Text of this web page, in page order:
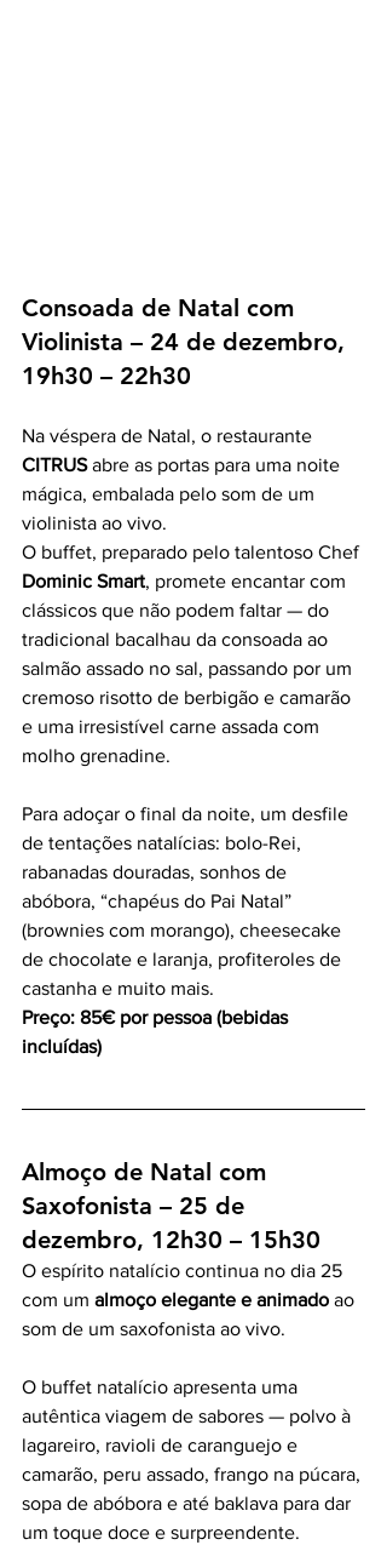
Consoada de Natal com
Violinista – 24 de dezembro,
19h30 – 22h30
Na véspera de Natal, o restaurante
CITRUS abre as portas para uma noite
mágica, embalada pelo som de um
violinista ao vivo.
O buffet, preparado pelo talentoso Chef
Dominic Smart, promete encantar com
clássicos que não podem faltar — do
tradicional bacalhau da consoada ao
salmão assado no sal, passando por um
cremoso risotto de berbigão e camarão
e uma irresistível carne assada com
molho grenadine.
Para adoçar o final da noite, um desfile
de tentações natalícias: bolo-Rei,
rabanadas douradas, sonhos de
abóbora, “chapéus do Pai Natal”
(brownies com morango), cheesecake
de chocolate e laranja, profiteroles de
castanha e muito mais.
Preço: 85€ por pessoa (bebidas
incluídas)
Almoço de Natal com
Saxofonista – 25 de
dezembro, 12h30 – 15h30
O espírito natalício continua no dia 25
com um almoço elegante e animado ao
som de um saxofonista ao vivo.
O buffet natalício apresenta uma
autêntica viagem de sabores — polvo à
lagareiro, ravioli de caranguejo e
camarão, peru assado, frango na púcara,
sopa de abóbora e até baklava para dar
um toque doce e surpreendente.